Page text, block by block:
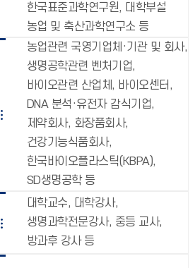
한국표준과학연구원, 대학부설
농업 및 축산과학연구소 등
농업관련 국영기업체·기관 및 회사,
생명공학관련 벤처기업,
바이오관련 산업체, 바이오센터,
DNA 분석·유전자 감식기업,
제약회사, 화장품회사,
건강기능식품회사,
한국바이오플라스틱(KBPA),
SD생명공학 등
대학교수, 대학강사,
생명과학전문강사, 중등 교사,
방과후 강사 등